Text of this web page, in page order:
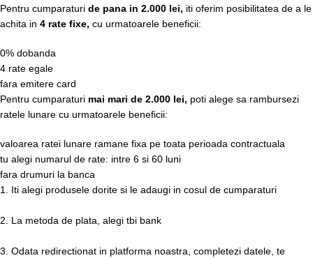
Pentru cumparaturi de pana in 2.000 lei, iti oferim posibilitatea de a le
achita in 4 rate fixe, cu urmatoarele beneficii:
0% dobanda
4 rate egale
fara emitere card
Pentru cumparaturi mai mari de 2.000 lei, poti alege sa rambursezi
ratele lunare cu urmatoarele beneficii:
valoarea ratei lunare ramane fixa pe toata perioada contractuala
tu alegi numarul de rate: intre 6 si 60 luni
fara drumuri la banca
1. Iti alegi produsele dorite si le adaugi in cosul de cumparaturi
2. La metoda de plata, alegi tbi bank
3. Odata redirectionat in platforma noastra, completezi datele, te